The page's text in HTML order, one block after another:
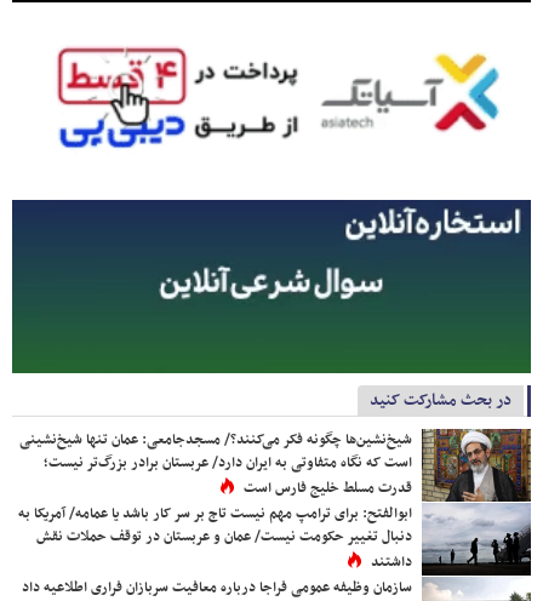
در بحث مشارکت کنید
شیخ‌نشین‌ها چگونه فکر می‌کنند؟/ مسجدجامعی: عمان تنها شیخ‌نشینی
است که نگاه متفاوتی به ایران دارد/ عربستان برادر بزرگ‌تر نیست؛
قدرت مسلط خلیج فارس است
ابوالفتح: برای ترامپ مهم نیست تاج بر سر کار باشد یا عمامه/ آمریکا به
دنبال تغییر حکومت نیست/ عمان و عربستان در توقف حملات نقش
داشتند
سازمان وظیفه عمومی فراجا درباره معافیت سربازان فراری اطلاعیه داد